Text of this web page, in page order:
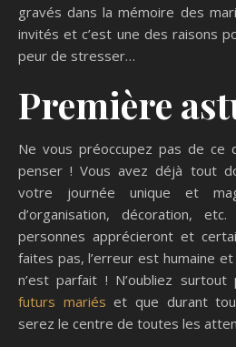
gravés dansla mémoire des
invitéset c’est une des raisons p
peur de stresser…
Première
Ne vous préoccupez pas de ce
penser!Vous avezdéjà tout
votre journée unique et
d’organisation, décoration, etc.
personnes apprécieront et
faites pas, l’erreur est humaine et
n’est parfait ! N’oubliez
futurs mariés et que durant
serez le centre de toutes les